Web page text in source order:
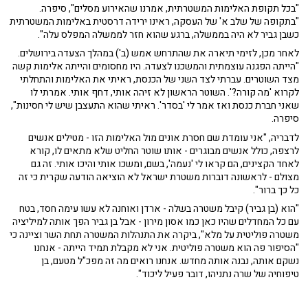
"בכל תקופת האלימות המשטרתית, אמרנו שהאירוע מסלים", סיפרה.
"בתקופה של שלב א' של העסקה, ראינו ירידה דרסטית באלימות המשטרתית
כשבן גביר לא היה בממשלה, ברגע שהוא חזר לממשלה המפלס עלה".
לאחר מכן, לזימי תיארה את שהתרחש אמש (ב') במהלך הצעדה בירושלים.
"הייתה הפגנה עוצמתית והמשכנו לצעדה. היו מחסומים והייתה אלימות קשה
מצד השוטרים. עברתי לצד השני של הכנסת, ראיתי את האלימות והתחלתי
לקרוא 'מה קורה?'. השוטר הראשון לא זיהה אותי, דחף אותי. אמרתי לו
שאני חברת כנסת ואז אמר לי 'בסדר'. ראיתי שהוא התעצבן שיש לי חסינות",
סיפרה.
לדבריה, "אני עומדת שם חסרת אונים מול האלימות הזו - מטילים אנשים
לרצפה, כולל אנשים מבוגרים - אותו שוטר החליט שלא מתאים לו, קורא
לאחד הקצינים, הם קראו לי 'נעמה', בשם, ומשכו אותי והיכו אותי. זה גם
מצולם - לראשונה דוברות משטרת ישראל לא הוציאה הודעה שקרית כי זה
כל כך ברור".
"הוא (בן גביר) קיבל משטרה בשלה - ארדן ואוחנה לא עשו עימה חסד, בטח
עם כל המחדלים שהיו כאן כמו אסון מירון - אבל בן גביר הפך אותה למיליציה
משטרה פוליטית על מלא", ביקרה את התנהלות המשטרה תחת השר וציינה כי
"הסיפור פה הוא משטרה פוליטית. אני לא מקבלת תמיד הייתה - אנחנו
נשקם אותה, נבנה אותה מחדש. אנחנו רואים מה זה מפכ"ל מטעם, בן
טיפוחיה של שרה נתניהו, דובר פעיל ליכוד".